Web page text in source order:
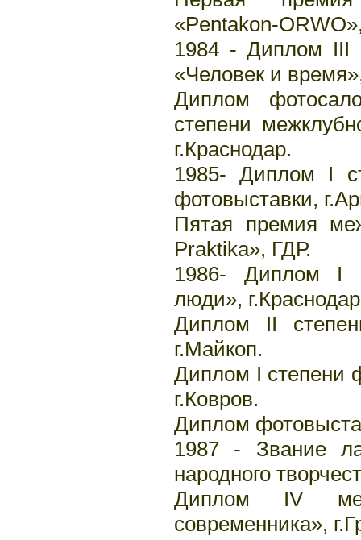
«Pentakon-
1984 - Диплом III
«Человек и
Диплом
степени
г.Краснодар.
1985- Диплом I
фотовыставки,
Пятая премия
Praktika», ГДР.
1986- Диплом I
люди»,
Диплом II
г.Майкоп.
Диплом I степени
г.Ковров.
Диплом
1987 - Звание
народного
Диплом IV
современника»,